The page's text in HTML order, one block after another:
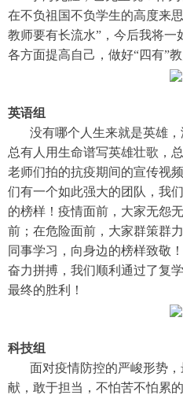
在不负祖国不负学生的高度来
教师要有长流水”，今后我将一
各方面提高自己，做好“四有”
英语组
没有哪个人生来就是英雄，
总有人用生命谱写英雄壮歌，
老师们拍的抗疫期间的宣传视
们有一个如此强大的团队，我
的榜样！疫情面前，大家无怨
前；在危险面前，大家群策群
同事学习，向身边的榜样致敬
奋力拼搏，我们顺利通过了复
最终的胜利！
科技组
面对疫情防控的严峻形势，
献，敢于担当，不怕苦不怕累